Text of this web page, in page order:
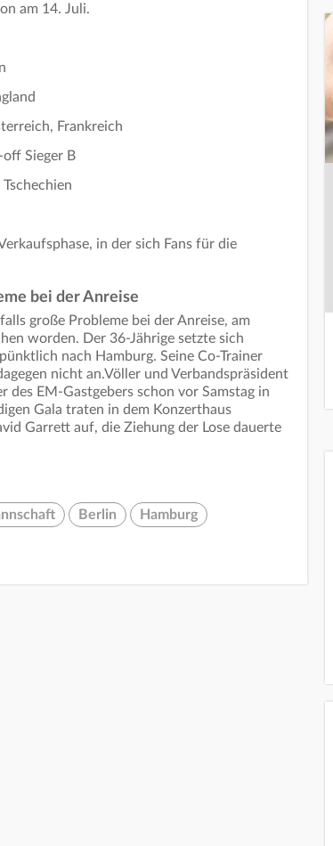
am 14. Juli.
Frankreich
off Sieger B
in der sich Fans für die
bei der Anreise
große Probleme bei der Anreise, am
worden. Der 36-Jährige setzte sich
nach Hamburg. Seine Co-Trainer
nicht an.Völler und Verbandspräsident
EM-Gastgebers schon vor Samstag in
Gala traten in dem Konzerthaus
Garrett auf, die Ziehung der Lose dauerte
Berlin Hamburg